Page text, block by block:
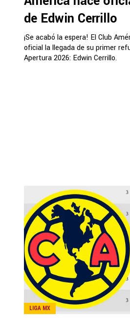
de Edwin Cerrillo
¡Se acabó la espera! El Club
oficial la llegada de su primer
Apertura 2026: Edwin Cerrillo.
LIGA MX